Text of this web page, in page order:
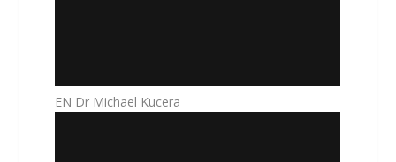
EN Dr Michael Kucera